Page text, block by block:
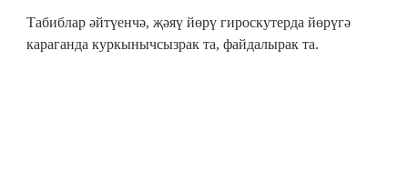
Табиблар әйтүенчә, җәяү йөрү гироскутерда йөрүгә
караганда куркынычсызрак та, файдалырак та.